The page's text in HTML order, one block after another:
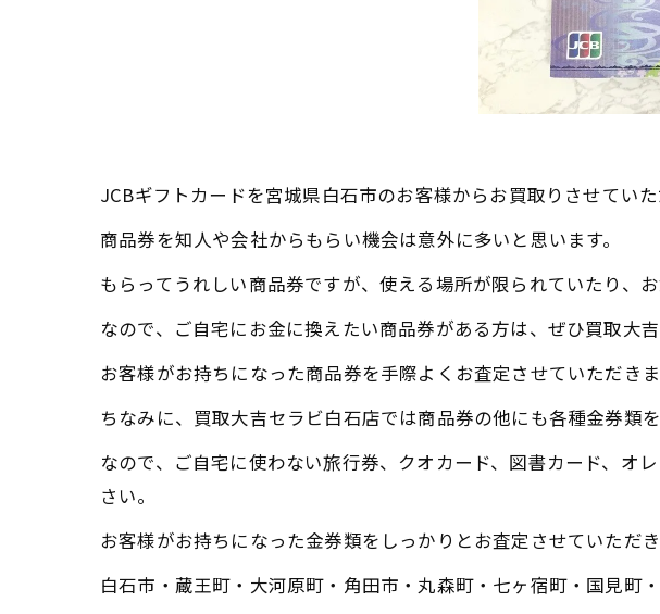
JCBギフトカードを宮城県白石市のお客様からお買取りさせていた
商品券を知人や会社からもらい機会は意外に多いと思います。
もらってうれしい商品券ですが、使える場所が限られていたり、
なので、ご自宅にお金に換えたい商品券がある方は、ぜひ買取大
お客様がお持ちになった商品券を手際よくお査定させていただきま
ちなみに、買取大吉セラビ白石店では商品券の他にも各種金券類
なので、ご自宅に使わない旅行券、クオカード、図書カード、オ
さい。
お客様がお持ちになった金券類をしっかりとお査定させていただき
白石市・蔵王町・大河原町・角田市・丸森町・七ヶ宿町・国見町